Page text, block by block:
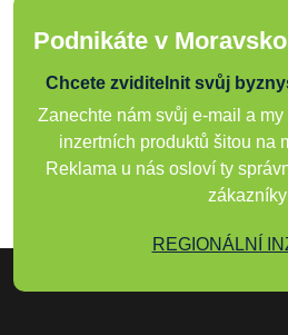
Podnikáte v
Chcete zviditelnit svůj
Zanechte nám svůj e-mail a
inzertních produktů šitou na
Reklama u nás osloví ty
REGIONÁLNÍ